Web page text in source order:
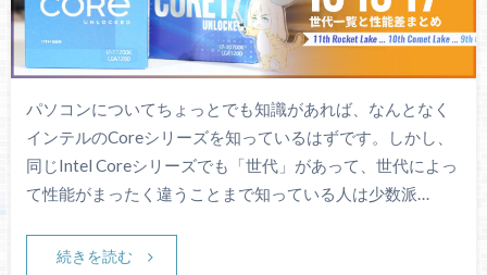
パソコンについてちょっとでも知識があれば、なんとなく
インテルのCoreシリーズを知っているはずです。しかし、
同じIntel Coreシリーズでも「世代」があって、世代によっ
て性能がまったく違うことまで知っている人は少数派…
続きを読む